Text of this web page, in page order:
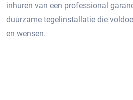
inhuren van een professional
duurzame tegelinstallatie die
en wensen.​